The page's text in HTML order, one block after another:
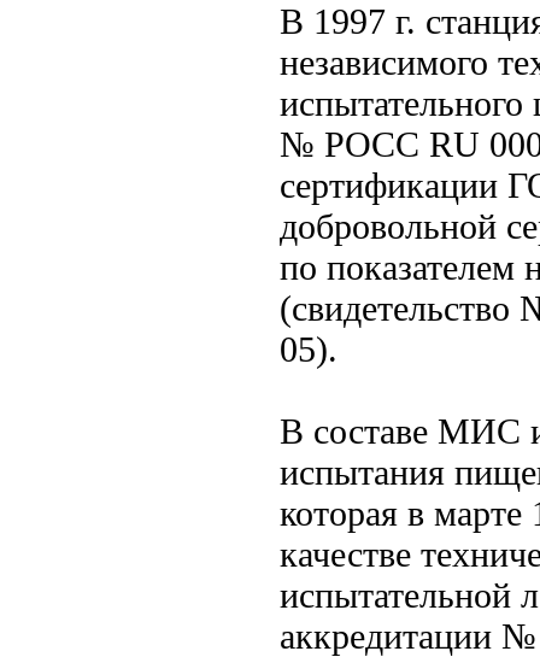
В 1997 г.
независимого
испытательного
№ РОСС RU
сертификации
добровольной
по
05).
В составе МИС
испытания
которая в марте
качестве
испытательной
аккредитации